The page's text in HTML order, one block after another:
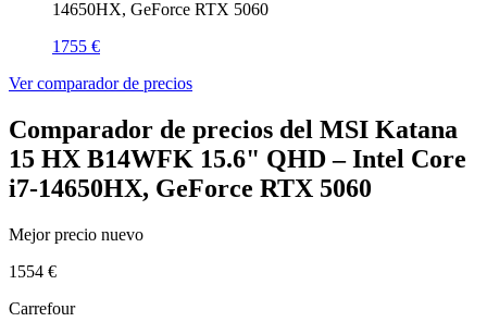
14650HX, GeForce RTX 5060
1755 €
Ver comparador de precios
Comparador de precios del MSI Katana
15 HX B14WFK 15.6" QHD – Intel Core
i7-14650HX, GeForce RTX 5060
Mejor precio nuevo
1554 €
Carrefour